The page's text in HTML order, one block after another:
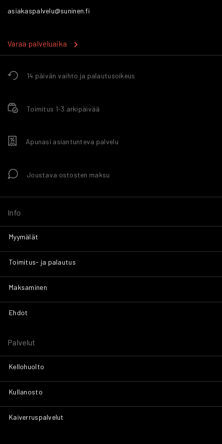
14 päivän vaihto ja palautusoikeus
Toimitus 1-3 arkipäivää
Apunasi asiantunteva palvelu
Joustava ostosten maksu
Info
Myymälät
Toimitus- ja palautus
Maksaminen
Ehdot
Palvelut
Kellohuolto
Kullanosto
Kaiverruspalvelut
asiakaspalvelu@suninen.fi
Varaa palveluaika